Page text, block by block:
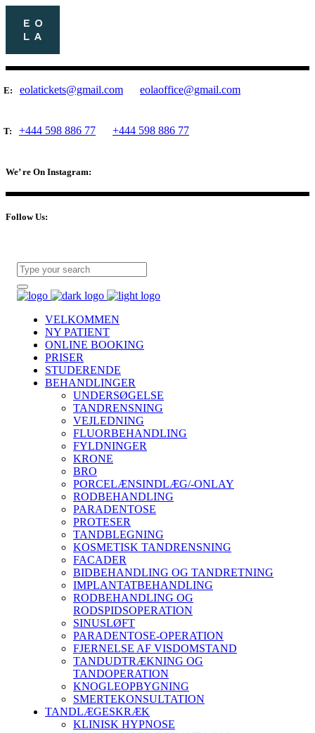
E: eolatickets@gmail.com eolaoffice@gmail.com
T: +444 598 886 77 +444 598 886 77
We’ re On Instagram:
Follow Us:
VELKOMMEN
NY PATIENT
ONLINE BOOKING
PRISER
STUDERENDE
BEHANDLINGER
UNDERSØGELSE
TANDRENSNING
VEJLEDNING
FLUORBEHANDLING
FYLDNINGER
KRONE
BRO
PORCELÆNSINDLÆG/-ONLAY
RODBEHANDLING
PARADENTOSE
PROTESER
TANDBLEGNING
KOSMETISK TANDRENSNING
FACADER
BIDBEHANDLING OG TANDRETNING
IMPLANTATBEHANDLING
RODBEHANDLING OG
RODSPIDSOPERATION
SINUSLØFT
PARADENTOSE-OPERATION
FJERNELSE AF VISDOMSTAND
TANDUDTRÆKNING OG
TANDOPERATION
KNOGLEOPBYGNING
SMERTEKONSULTATION
TANDLÆGESKRÆK
KLINISK HYPNOSE